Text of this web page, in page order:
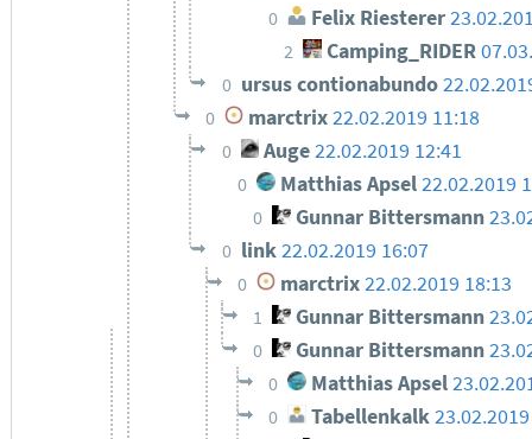
0 Felix Riesterer
2 Camping_RIDER
0 ursus contionabundo
0 marctrix22.02.2019 11:18
0 Auge22.02.2019 12:41
0 Matthias Apsel 22.02.2019
0 Gunnar Bittersmann
0 link22.02.2019 16:07
0 marctrix 22.02.2019 18:13
1 Gunnar Bittersmann
0 Gunnar Bittersmann
0 Matthias Apsel
0 Tabellenkalk